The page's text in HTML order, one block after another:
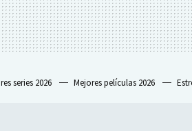
series 2026 Mejores películas 2026